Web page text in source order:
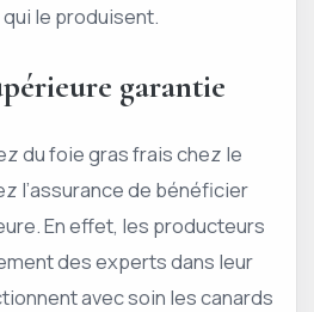
le produisent.
garantie
du foie gras frais chez le
l’assurance de bénéficier
En effet, les producteurs
des experts dans leur
avec soin les canards